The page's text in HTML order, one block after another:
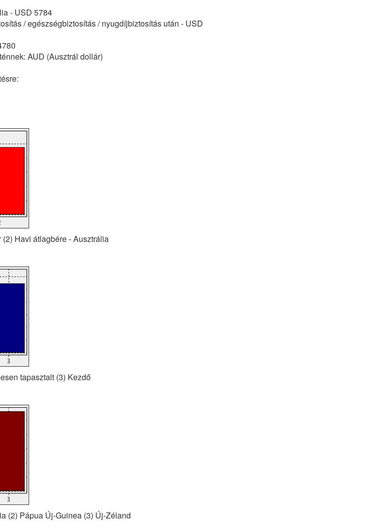
- USD 5784
/ egészségbiztosítás / nyugdíjbiztosítás után - USD
AUD (Ausztrál dollár)
Havi átlagbére - Ausztrália
tapasztalt (3) Kezdő
(2) Pápua Új-Guinea (3) Új-Zéland